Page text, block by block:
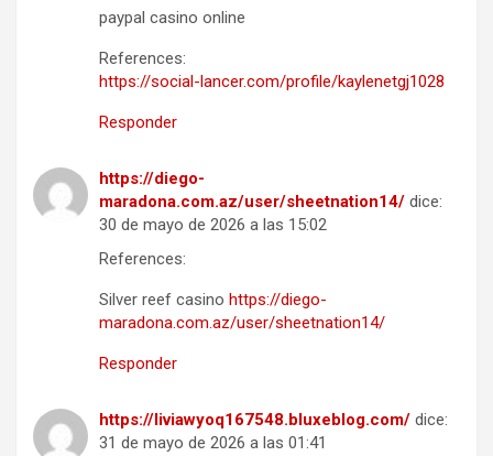
paypal casino online
References:
https://social-lancer.com/profile/kaylenetgj1028
Responder
https://diego-
maradona.com.az/user/sheetnation14/ dice:
30 de mayo de 2026 a las 15:02
References:
Silver reef casino https://diego-
maradona.com.az/user/sheetnation14/
Responder
https://liviawyoq167548.bluxeblog.com/ dice:
31 de mayo de 2026 a las 01:41